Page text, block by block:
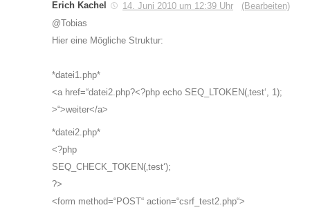
Erich Kachel 14. Juni 2010 um 12:39 Uhr
(Bearbeiten)
@Tobias
Hier eine Mögliche Struktur:
*datei1.php*
<a href=“datei2.php?<?php echo SEQ_LTOKEN(‚test‘, 1);
>“>weiter</a>
*datei2.php*
<?php
SEQ_CHECK_TOKEN(‚test‘);
?>
<form method=“POST“ action=“csrf_test2.php“>